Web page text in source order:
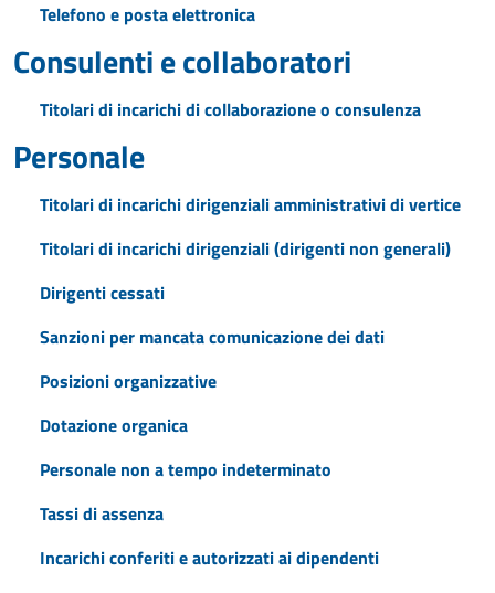
Telefono e posta elettronica
Consulenti e collaboratori
Titolari di incarichi di collaborazione o consulenza
Personale
Titolari di incarichi dirigenziali amministrativi di vertice
Titolari di incarichi dirigenziali (dirigenti non generali)
Dirigenti cessati
Sanzioni per mancata comunicazione dei dati
Posizioni organizzative
Dotazione organica
Personale non a tempo indeterminato
Tassi di assenza
Incarichi conferiti e autorizzati ai dipendenti